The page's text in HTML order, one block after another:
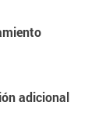
adicional